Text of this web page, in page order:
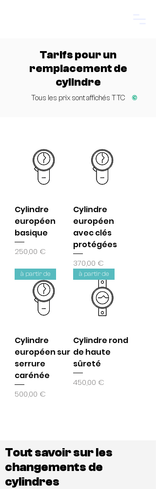
Tarifs pour un
remplacement de
cylindre
Tous les prix sont affichés TTC ©
Cylindre
européen
basique
Price
250,00 €
Cylindre
européen
avec clés
protégées
Price
370,00 €
à partir de
Cylindre
européen sur
serrure
carénée
Price
500,00 €
à partir de
Cylindre rond
de haute
sûreté
Price
450,00 €
Tout savoir sur les
changements de
cylindres